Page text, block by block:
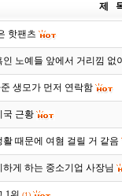
제
핫팬츠
인 노예들 앞에서 거리낌 없
생모가 먼저 연락함
국 근황
때문에 여혐 걸릴 거 같음
게 하는 중소기업 사장님